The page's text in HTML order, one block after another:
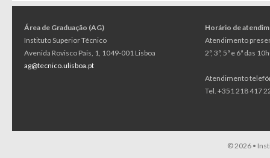
Área de Graduação (AG)
Instituto Superior Técnico
Avenida Rovisco Pais, 1, 1049-001 Lisboa
ag@tecnico.ulisboa.pt
Horário de
Atendimento
2ª, 3ª, 5ª e 6ª das
Atendimento
Tel. +351 218 417
© 2026 •